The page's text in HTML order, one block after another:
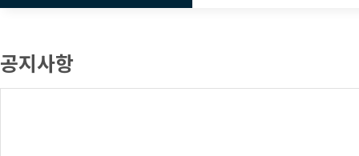
공지사항